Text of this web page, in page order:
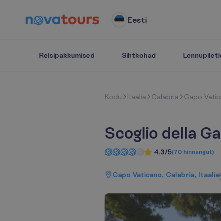
Eesti
Reisipakkumised Sihtkohad
Kodu Itaalia Calabria Capo
Scoglio della
4.3/5(70 hinnangut)
Capo Vaticano, Calabria, Itaalia